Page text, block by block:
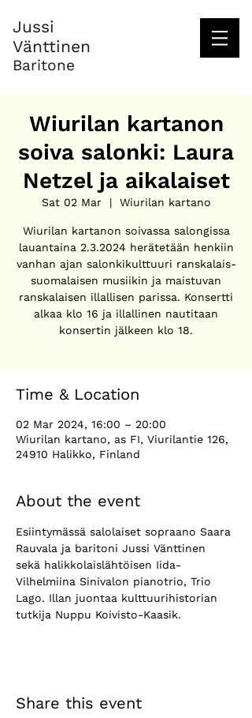
Jussi
Vänttinen
Baritone
Wiurilan kartanon
soiva salonki: Laura
Netzel ja aikalaiset
Sat 02 Mar
  |
Wiurilan kartano
Wiurilan kartanon soivassa salongissa
lauantaina 2.3.2024 herätetään henkiin
vanhan ajan salonkikulttuuri ranskalais-
suomalaisen musiikin ja maistuvan
ranskalaisen illallisen parissa. Konsertti
alkaa klo 16 ja illallinen nautitaan
konsertin jälkeen klo 18.
Time & Location
02 Mar 2024, 16:00 – 20:00
Wiurilan kartano, as FI, Viurilantie 126,
24910 Halikko, Finland
About the event
Esiintymässä salolaiset sopraano Saara
Rauvala ja baritoni Jussi Vänttinen
sekä halikkolaislähtöisen Iida-
Vilhelmiina Sinivalon pianotrio, Trio
Lago. Illan juontaa kulttuurihistorian
tutkija Nuppu Koivisto-Kaasik.
Share this event